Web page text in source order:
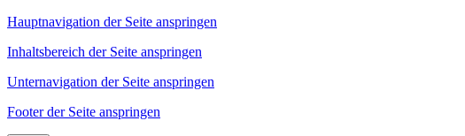
Hauptnavigation der Seite anspringen
Inhaltsbereich der Seite anspringen
Unternavigation der Seite anspringen
Footer der Seite anspringen